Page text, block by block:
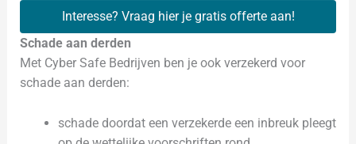
Interesse? Vraag hier je gratis offerte aan!
Schade aan derden
Met Cyber Safe Bedrijven ben je ook verzekerd voor
schade aan derden:
schade doordat een verzekerde een inbreuk pleegt